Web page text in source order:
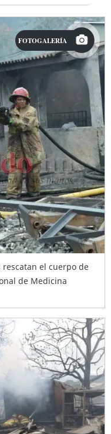
FOTOGALERÍA
el cuerpo de
de Medicina